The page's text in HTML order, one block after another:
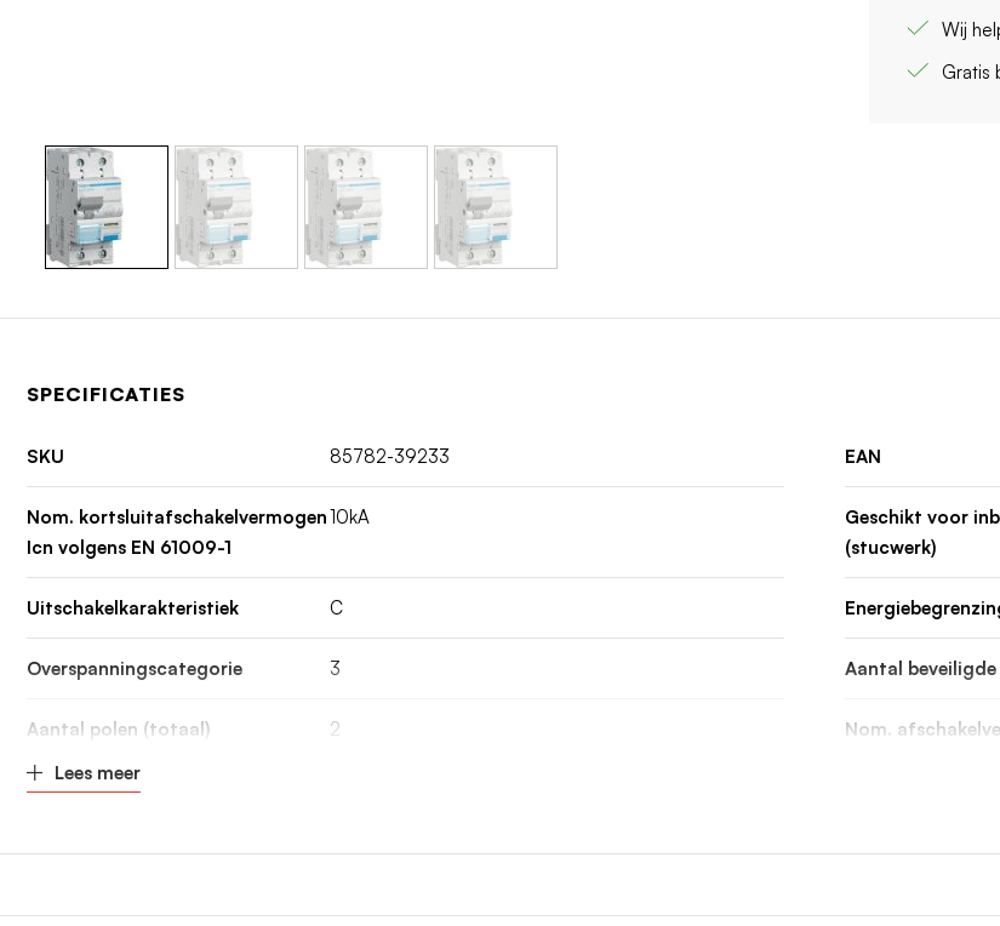
Wij
Gratis
SPECIFICATIES
SKU 85782-39233 EAN
Nom. kortsluitafschakelvermogen
Icn volgens EN 61009-1
10kA
Geschikt voor
(stucwerk)
Uitschakelkarakteristiek C
Overspanningscategorie 3 Aantal beveiligde
Aantal polen (totaal) 2
Nom.
Lees meer